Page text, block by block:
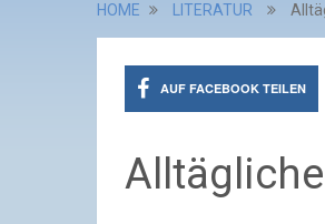
HOME LITERATUR
AUF FACEBOOK TEILEN